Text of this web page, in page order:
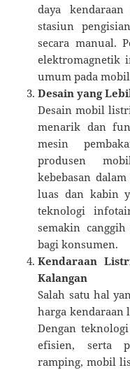
daya
stasiun
secara manual.
elektromagnetik
umum pada
Desain yang
Desain mobil
menarik dan
mesin
produsen
kebebasan
luas dan kabin
teknologi
semakin
bagi konsumen.
Kendaraan
Kalangan
Salah satu hal
harga kendaraan
Dengan
efisien, serta
ramping, mobil